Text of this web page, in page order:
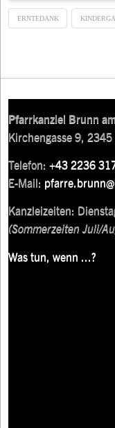
ERNTEDANK
Pfarrkanzlei Brunn
Kirchengasse 9,
Telefon:+43 2236
E-Mail:
Kanzleizeiten:
(Sommerzeiten Juli/
Was tun, wenn ...?